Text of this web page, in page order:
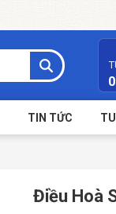
TIN TỨC
Điều Hoà